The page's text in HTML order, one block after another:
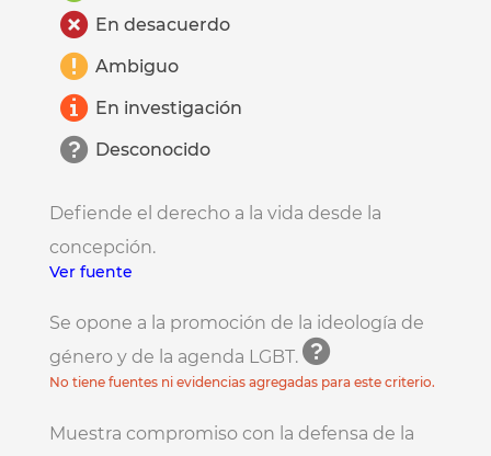
En desacuerdo
Ambiguo
En investigación
Desconocido
Defiende el derecho a la vida desde la
concepción.
Ver fuente
Se opone a la promoción de la ideología de
género y de la agenda LGBT.
No tiene fuentes ni evidencias agregadas para este criterio.
Muestra compromiso con la defensa de la